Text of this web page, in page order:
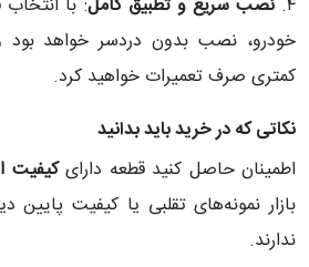
خودرو، نصب بدون دردسر خواهد
کمتری صرف تعمیرات خواهید کرد.
نکاتی که در خرید باید بدانید
اطمینان حاصل کنید قطعه دارایکیفیت
بازار نمونه‌های تقلبی یا کیفیت پایین
ندارند.